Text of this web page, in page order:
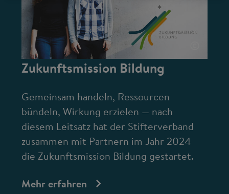
Zukunftsmission Bildung
Gemeinsam handeln, Ressourcen
bündeln, Wirkung erzielen — nach
diesem Leitsatz hat der Stifterverband
zusammen mit Partnern im Jahr 2024
die Zukunftsmission Bildung gestartet.
Mehr erfahren